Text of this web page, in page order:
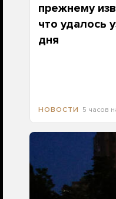
прежнему
что удалось
дня
НОВОСТИ 5 часов